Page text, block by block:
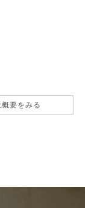
概要をみる